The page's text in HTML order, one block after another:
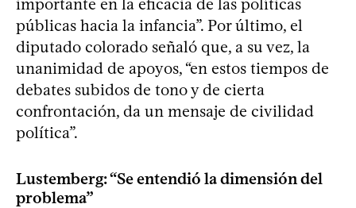
públicas hacia la infancia”. Por último, el
diputado colorado señaló que, a su vez, la
unanimidad de apoyos, “en estos tiempos de
debates subidos de tono y de cierta
confrontación, da un mensaje de civilidad
política”.
Lustemberg: “Se entendió la dimensión del
problema”